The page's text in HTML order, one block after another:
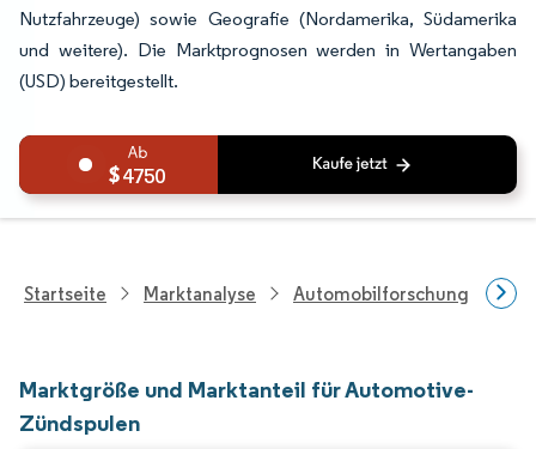
Nutzfahrzeuge) sowie Geografie (Nordamerika, Südamerika
und weitere). Die Marktprognosen werden in Wertangaben
(USD) bereitgestellt.
4750
Startseite Marktanalyse Automobilforschung
Marktgröße und Marktanteil für Automotive-
Zündspulen